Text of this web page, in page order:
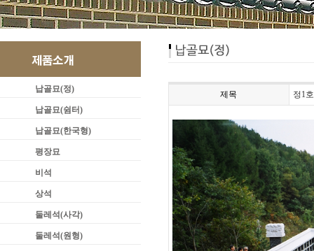
납골묘(정)
납골묘(쉼터)
납골묘(한국형)
평장묘
비석
상석
둘레석(사각)
둘레석(원형)
제목 정1